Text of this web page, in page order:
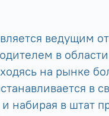
ведущим
в
на рынке
в
набирая в штат